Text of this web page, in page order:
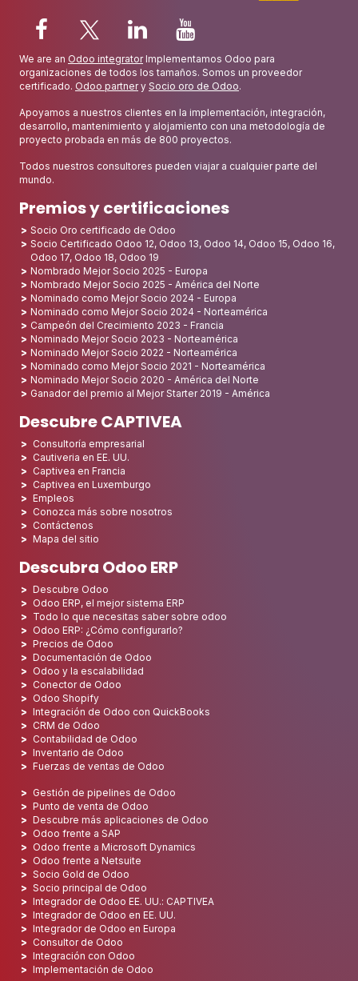
We are an Odoo integratorImplementamos Odoo para
organizaciones de todos los tamaños. Somos un proveedor
certificado. Odoo partnery Socio oro de Odoo.
Apoyamos a nuestros clientes en la implementación, integración,
desarrollo, mantenimiento y alojamiento con una metodología de
proyecto probada en más de 800 proyectos.
Todos nuestros consultores pueden viajar a cualquier parte del
mundo.
Premios y certificaciones
Socio Oro certificado de Odoo
Socio Certificado Odoo 12, Odoo 13, Odoo 14, Odoo 15, Odoo 16,
Odoo 17, Odoo 18, Odoo 19
Nombrado Mejor Socio 2025 - Europa
Nombrado Mejor Socio 2025 - América del Norte
Nominado como Mejor Socio 2024 - Europa
Nominado como Mejor Socio 2024 - Norteamérica
Campeón del Crecimiento 2023 - Francia
Nominado Mejor Socio 2023 - Norteamérica
Nominado Mejor Socio 2022 - Norteamérica
Nominado como Mejor Socio 2021 - Norteamérica
Nominado Mejor Socio 2020 - América del Norte
Ganador del premio al Mejor Starter 2019 - América
Descubre CAPTIVEA
Consultoría empresarial
Cautiveria en EE. UU.
Captivea en Francia
Captivea en Luxemburgo
Empleos
Conozca más sobre nosotros
Contáctenos
Mapa del sitio
Descubra Odoo ERP
Descubre Odoo
Odoo ERP, el mejor sistema ERP
Todo lo que necesitas saber sobre odoo
Odoo ERP: ¿Cómo configurarlo?
Precios de Odoo
Documentación de Odoo
Odoo y la escalabilidad
Conector de Odoo
Odoo Shopify
Integración de Odoo con QuickBooks
CRM de Odoo
Contabilidad de Odoo
Inventario de Odoo
Fuerzas de ventas de Odoo
Gestión de pipelines de Odoo
Punto de venta de Odoo
Descubre más aplicaciones de Odoo
Odoo frente a SAP
Odoo frente a Microsoft Dynamics
Odoo frente a Netsuite
Socio Gold de Odoo
Socio principal de Odoo
Integrador de Odoo EE. UU.: CAPTIVEA
Integrador de Odoo en EE. UU.
Integrador de Odoo en Europa
Consultor de Odoo
Integración con Odoo
Implementación de Odoo